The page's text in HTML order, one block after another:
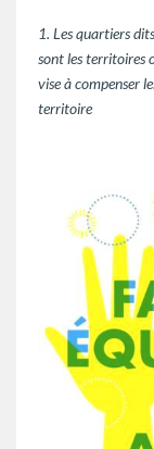
1. Les quartiers
sont les territoires
vise à compenser
territoire